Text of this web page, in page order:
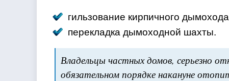
гильзование кирпичного
перекладка дымоходной шахты.
Владельцы частных домов, серьезно
обязательном порядке накануне